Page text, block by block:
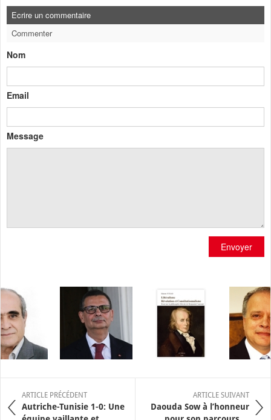
Ecrire un commentaire
Commenter
Nom
Email
Message
Envoyer
ARTICLE PRÉCÉDENT
Autriche-Tunisie 1-0: Une
ARTICLE SUIVANT
Daouda Sow à l’honneur